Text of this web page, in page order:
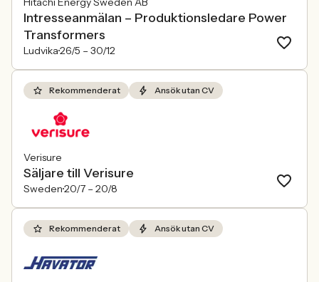
Intresseanmälan – Produktionsledare Power
Transformers
Ludvika26/5 – 30/12
Rekommenderat Ansök utan CV
Verisure
Säljare till Verisure
Sweden20/7 – 20/8
Rekommenderat Ansök utan CV